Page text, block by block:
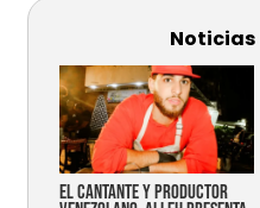
Noticias
EL CANTANTE Y PRODUCTOR